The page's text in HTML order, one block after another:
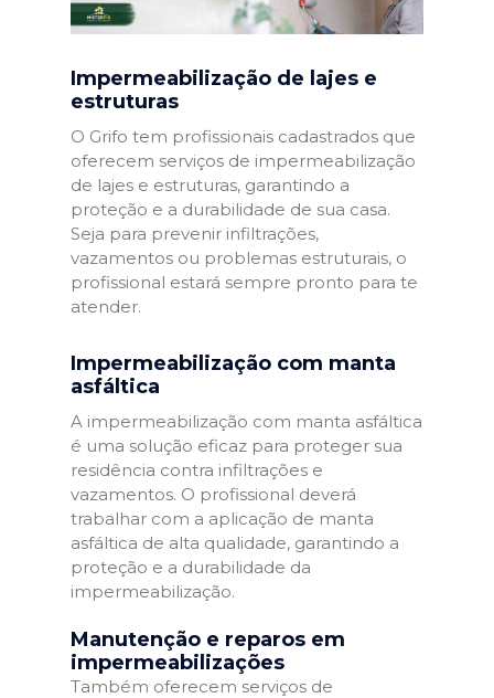
Impermeabilização de lajes e
estruturas
O Grifo tem profissionais cadastrados que
oferecem serviços de impermeabilização
de lajes e estruturas, garantindo a
proteção e a durabilidade de sua casa.
Seja para prevenir infiltrações,
vazamentos ou problemas estruturais, o
profissional estará sempre pronto para te
atender.
Impermeabilização com manta
asfáltica
A impermeabilização com manta asfáltica
é uma solução eficaz para proteger sua
residência contra infiltrações e
vazamentos. O profissional deverá
trabalhar com a aplicação de manta
asfáltica de alta qualidade, garantindo a
proteção e a durabilidade da
impermeabilização.
Manutenção e reparos em
impermeabilizações
Também oferecem serviços de